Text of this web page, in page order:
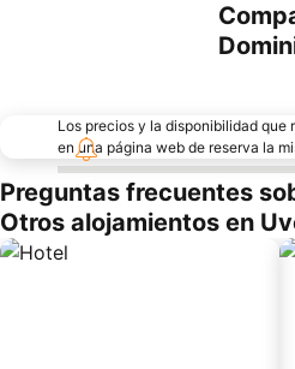
Los precios y la disponibilidad que
en una página web de reserva la
Preguntas frecuentes
Otros alojamientos en